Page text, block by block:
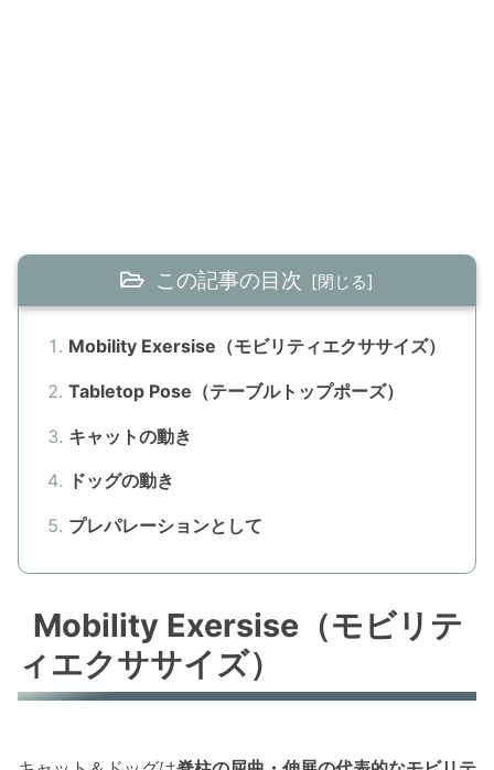
この記事の目次
Mobility Exersise（モビリティエクササイズ）
Tabletop Pose（テーブルトップポーズ）
キャットの動き
ドッグの動き
プレパレーションとして
Mobility Exersise（モビリテ
ィエクササイズ）